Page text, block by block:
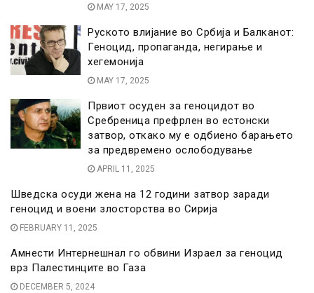
MAY 17, 2025
Руското влијание во Србија и Балканот:
Геноцид, пропаганда, негирање и
хегемонија
MAY 17, 2025
Првиот осуден за геноцидот во
Сребреница префрлен во естонски
затвор, откако му е одбиено барањето
за предвремено ослободување
APRIL 11, 2025
Шведска осуди жена на 12 години затвор заради
геноцид и воени злосторства во Сирија
FEBRUARY 11, 2025
Амнести Интернешнал го обвини Израел за геноцид
врз Палестинците во Газа
DECEMBER 5, 2024